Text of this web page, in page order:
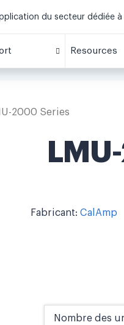
du secteur dédiée à
Resources
2000 Series
Fabricant:CalAmp
Nombre des